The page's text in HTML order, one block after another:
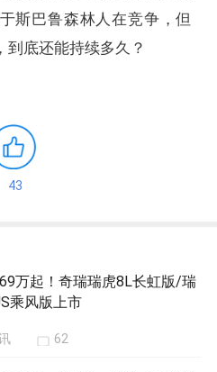
斯巴鲁森林人在竞争，但
到底还能持续多久？
43
万起！奇瑞瑞虎8L长虹版/瑞
乘风版上市
62